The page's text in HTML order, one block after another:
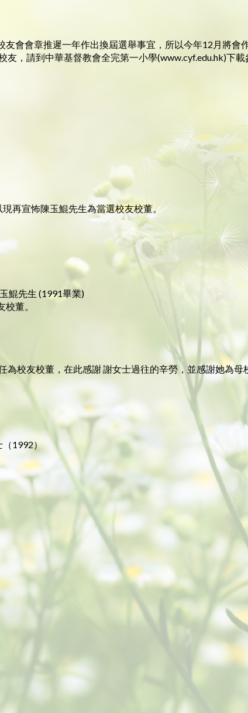
會會章推遲一年作出換屆選舉事宜，所以今年12月將會
，請到中華基督教會全完第一小學(www.cyf.edu.hk)下載
再宣怖陳玉鯤先生為當選校友校董。
鯤先生 (1991畢業)
董。
校友校董，在此感謝 謝女士過往的辛勞，並感謝她為母
（1992）